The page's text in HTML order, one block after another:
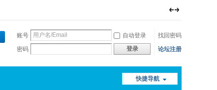
账号 自动登录
找回密码
密码
登录 论坛注册
快捷导航